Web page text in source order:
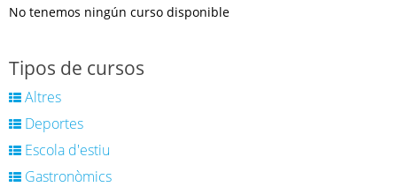
No tenemos ningún curso disponible
Tipos de cursos
Altres
Deportes
Escola d'estiu
Gastronòmics